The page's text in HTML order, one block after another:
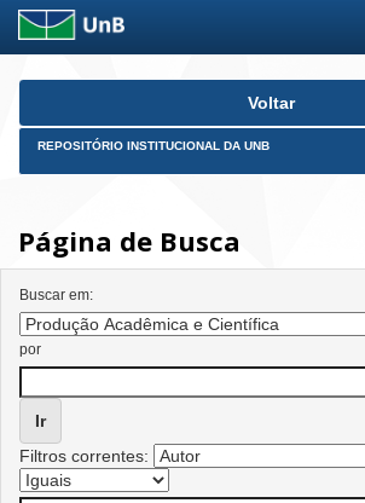
Skip
Voltar
REPOSITÓRIO INSTITUCIONAL DA UNB
Página de Busca
Buscar em:
por
Filtros correntes: